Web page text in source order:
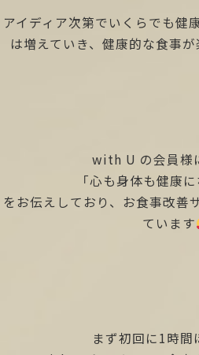
アイディア次第でいくらでも健
は増えていき、健康的な食事
with U の会員様
「心も身体も健康
をお伝えしており、お食事改善
ています
まず初回に1時間